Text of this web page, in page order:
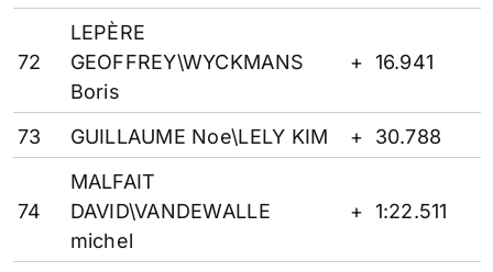
72
LEPÈRE
GEOFFREY\WYCKMANS
Boris
+ 16.941
73 GUILLAUME Noe\LELY KIM + 30.788
74
MALFAIT
DAVID\VANDEWALLE
michel
+ 1:22.511